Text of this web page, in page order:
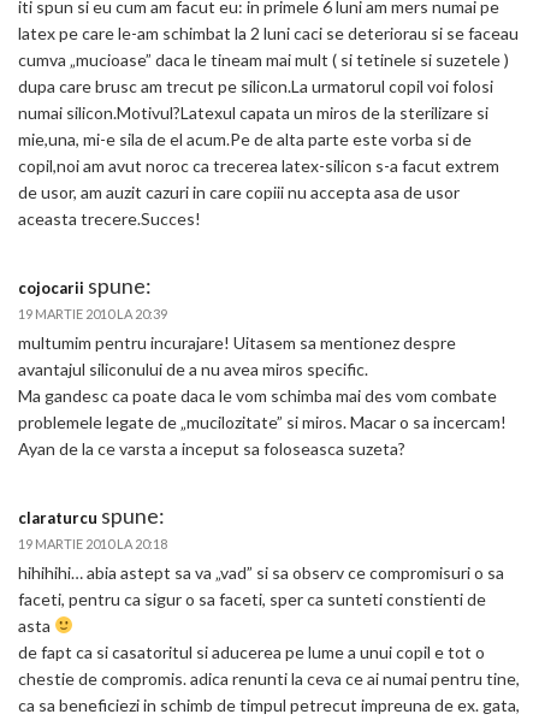
iti spun si eu cum am facut eu: in primele 6 luni am mers numai pe
latex pe care le-am schimbat la 2 luni caci se deteriorau si se faceau
cumva „mucioase” daca le tineam mai mult ( si tetinele si suzetele )
dupa care brusc am trecut pe silicon.La urmatorul copil voi folosi
numai silicon.Motivul?Latexul capata un miros de la sterilizare si
mie,una, mi-e sila de el acum.Pe de alta parte este vorba si de
copil,noi am avut noroc ca trecerea latex-silicon s-a facut extrem
de usor, am auzit cazuri in care copiii nu accepta asa de usor
aceasta trecere.Succes!
cojocarii spune:
19 MARTIE 2010 LA 20:39
multumim pentru incurajare! Uitasem sa mentionez despre
avantajul siliconului de a nu avea miros specific.
Ma gandesc ca poate daca le vom schimba mai des vom combate
problemele legate de „mucilozitate” si miros. Macar o sa incercam!
Ayan de la ce varsta a inceput sa foloseasca suzeta?
claraturcu spune:
19 MARTIE 2010 LA 20:18
hihihihi… abia astept sa va „vad” si sa observ ce compromisuri o sa
faceti, pentru ca sigur o sa faceti, sper ca sunteti constienti de
asta
de fapt ca si casatoritul si aducerea pe lume a unui copil e tot o
chestie de compromis. adica renunti la ceva ce ai numai pentru tine,
ca sa beneficiezi in schimb de timpul petrecut impreuna de ex. gata,